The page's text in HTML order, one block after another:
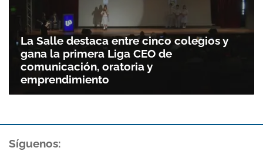
Gracias por suscribirte a nuestro boletín.
La Salle destaca entre cinco colegios y
gana la primera Liga CEO de
comunicación, oratoria y
emprendimiento
Síguenos: